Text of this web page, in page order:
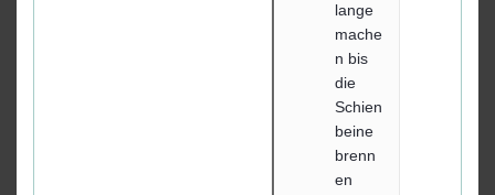
lange
mache
n bis
die
Schien
beine
brenn
en